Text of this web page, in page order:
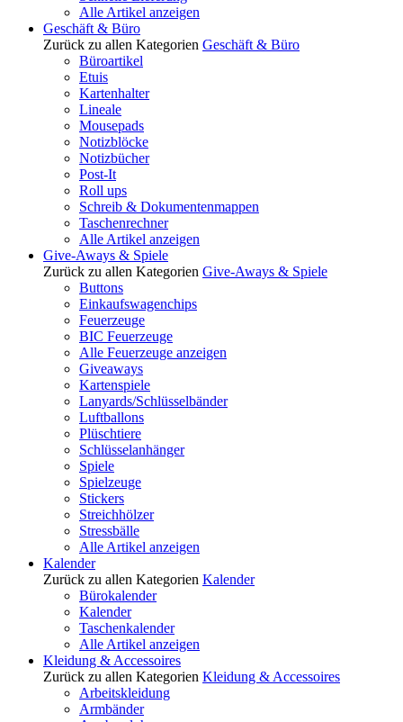
Alle Artikel anzeigen
Geschäft & Büro
Zurück zu allen Kategorien Geschäft & Büro
Büroartikel
Etuis
Kartenhalter
Lineale
Mousepads
Notizblöcke
Notizbücher
Post-It
Roll ups
Schreib & Dokumentenmappen
Taschenrechner
Alle Artikel anzeigen
Give-Aways & Spiele
Zurück zu allen Kategorien Give-Aways & Spiele
Buttons
Einkaufswagenchips
Feuerzeuge
BIC Feuerzeuge
Alle Feuerzeuge anzeigen
Giveaways
Kartenspiele
Lanyards/Schlüsselbänder
Luftballons
Plüschtiere
Schlüsselanhänger
Spiele
Spielzeuge
Stickers
Streichhölzer
Stressbälle
Alle Artikel anzeigen
Kalender
Zurück zu allen Kategorien Kalender
Bürokalender
Kalender
Taschenkalender
Alle Artikel anzeigen
Kleidung & Accessoires
Zurück zu allen Kategorien Kleidung & Accessoires
Arbeitskleidung
Armbänder